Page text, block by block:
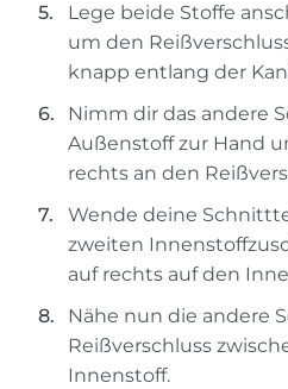
Lege beide Stoffe
um den
knapp entlang der
Nimm dir das andere
Außenstoff zur Hand
rechts an den
Wende deine
zweiten
auf rechts auf den
Nähe nun die andere
Reißverschluss
Innenstoff.